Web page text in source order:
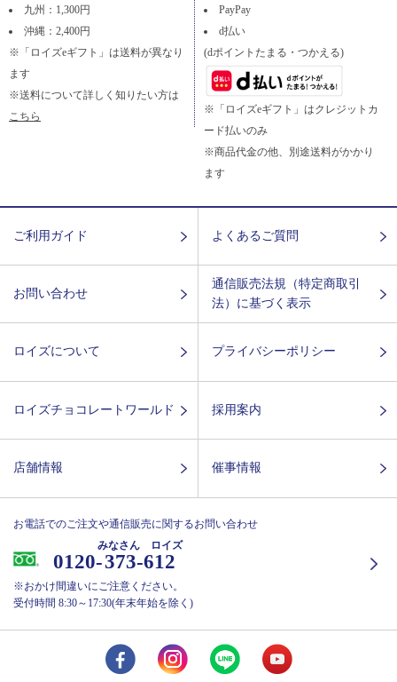
九州：1,300円
沖縄：2,400円
※「ロイズeギフト」は送料が異なり
ます
※送料について詳しく知りたい方は
こちら
PayPay
d払い
(dポイントたまる・つかえる)
※「ロイズeギフト」はクレジットカ
ード払いのみ
※商品代金の他、別途送料がかかり
ます
ご利用ガイド よくあるご質問
お問い合わせ
通信販売法規（特定商取引
法）に基づく表示
ロイズについて プライバシーポリシー
ロイズチョコレートワールド 採用案内
店舗情報 催事情報
お電話でのご注文や通信販売に関するお問い合わせ
0120-373-612
みなさん ロイズ
※おかけ間違いにご注意ください。
受付時間 8:30～17:30(年末年始を除く)